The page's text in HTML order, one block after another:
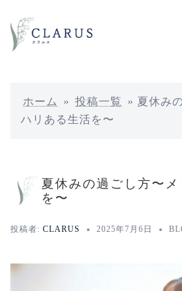
ン
ホーム » 投稿一覧 » 夏休み
ハリある生活を〜
夏休みの過ごし方〜
を〜
投稿者: CLARUS 2025年7月6日